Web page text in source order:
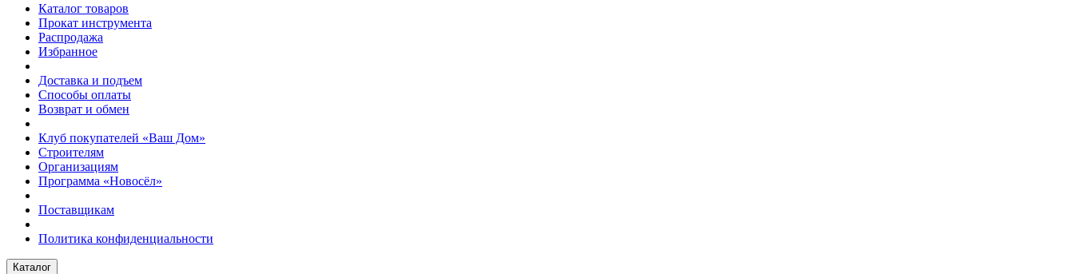
Каталог товаров
Прокат инструмента
Распродажа
Избранное
Доставка и подъем
Способы оплаты
Возврат и обмен
Клуб покупателей «Ваш Дом»
Строителям
Организациям
Программа «Новосёл»
Поставщикам
Политика конфиденциальности
Каталог